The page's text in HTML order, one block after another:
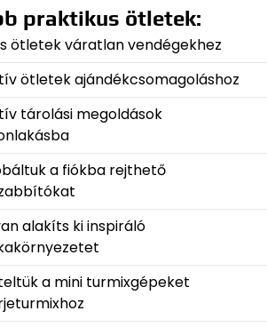
praktikus ötletek:
ötletek váratlan vendégekhez
ötletek ajándékcsomagoláshoz
tárolási megoldások
a fiókba rejthető
alakíts ki inspiráló
a mini turmixgépeket